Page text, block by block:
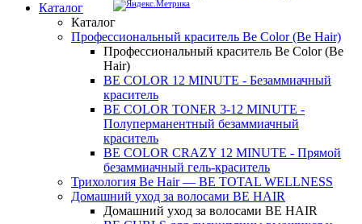
Каталог
Каталог
Профессиональный краситель Be Color (Be Hair)
Профессиональный краситель Be Color (Be
Hair)
BE COLOR 12 MINUTE - Безаммиачный
краситель
BE COLOR TONER 3-12 MINUTE -
Полуперманентный безаммиачный
краситель
BE COLOR CRAZY 12 MINUTE - Прямой
безаммиачный гель-краситель
Трихология Be Hair — BE TOTAL WELLNESS
Домашний уход за волосами BE HAIR
Домашний уход за волосами BE HAIR